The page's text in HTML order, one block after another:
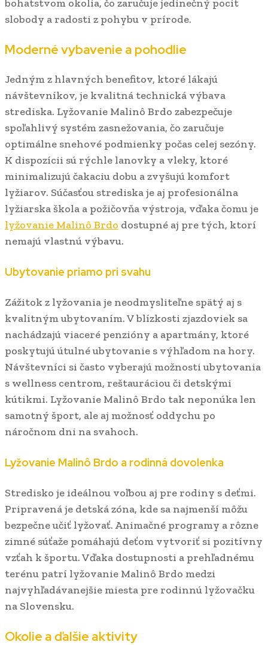
bohatstvom okolia, čo zaručuje jedinečný pocit
slobody a radosti z pohybu v prírode.
Moderné vybavenie a pohodlie
Jedným z hlavných benefitov, ktoré lákajú
návštevníkov, je kvalitná technická výbava
strediska. Lyžovanie Malinô Brdo zabezpečuje
spoľahlivý systém zasnežovania, čo zaručuje
optimálne snehové podmienky počas celej sezóny.
K dispozícii sú rýchle lanovky a vleky, ktoré
minimalizujú čakaciu dobu a zvyšujú komfort
lyžiarov. Súčasťou strediska je aj profesionálna
lyžiarska škola a požičovňa výstroja, vďaka čomu je
lyžovanie Malinô Brdo dostupné aj pre tých, ktorí
nemajú vlastnú výbavu.
Ubytovanie priamo pri svahu
Zážitok z lyžovania je neodmysliteľne spätý aj s
kvalitným ubytovaním. V blízkosti zjazdoviek sa
nachádzajú viaceré penzióny a apartmány, ktoré
poskytujú útulné ubytovanie s výhľadom na hory.
Návštevníci si často vyberajú možnosti ubytovania
s wellness centrom, reštauráciou či detskými
kútikmi. Lyžovanie Malinô Brdo tak neponúka len
samotný šport, ale aj možnosť oddychu po
náročnom dni na svahoch.
Lyžovanie Malinô Brdo a rodinná dovolenka
Stredisko je ideálnou voľbou aj pre rodiny s deťmi.
Pripravená je detská zóna, kde sa najmenší môžu
bezpečne učiť lyžovať. Animačné programy a rôzne
zimné súťaže pomáhajú deťom vytvoriť si pozitívny
vzťah k športu. Vďaka dostupnosti a prehľadnému
terénu patrí lyžovanie Malinô Brdo medzi
najvyhľadávanejšie miesta pre rodinnú lyžovačku
na Slovensku.
Okolie a ďalšie aktivity